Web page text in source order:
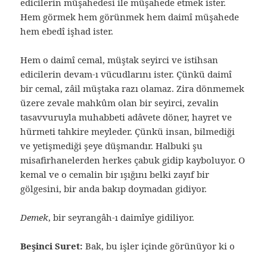
edicilerin müşahedesi ile müşahede etmek ister.
Hem görmek hem görünmek hem daimî müşahede
hem ebedî işhad ister.
Hem o daimî cemal, müştak seyirci ve istihsan
edicilerin devam-ı vücudlarını ister. Çünkü daimî
bir cemal, zâil müştaka razı olamaz. Zira dönmemek
üzere zevale mahkûm olan bir seyirci, zevalin
tasavvuruyla muhabbeti adâvete döner, hayret ve
hürmeti tahkire meyleder. Çünkü insan, bilmediği
ve yetişmediği şeye düşmandır. Halbuki şu
misafirhanelerden herkes çabuk gidip kayboluyor. O
kemal ve o cemalin bir ışığını belki zayıf bir
gölgesini, bir anda bakıp doymadan gidiyor.
Demek, bir seyrangâh-ı daimîye gidiliyor.
Beşinci Suret: Bak, bu işler içinde görünüyor ki o